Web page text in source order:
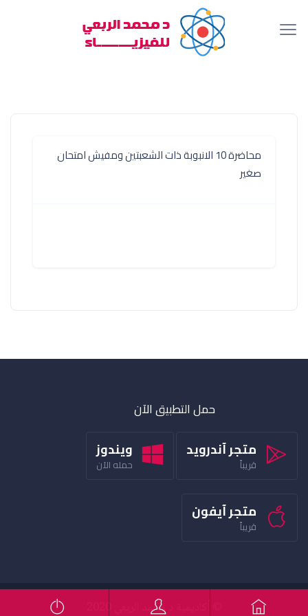
محاضرة 10 الانبوبة ذات الشعبتين ومفيش امتحان
صغير
حمل التطبيق الآن
متجر آندرويد
قريباً
ويندوز
حمله الآن
متجر آيفون
قريباً
© أكاديمية د محمد الربعي 2020